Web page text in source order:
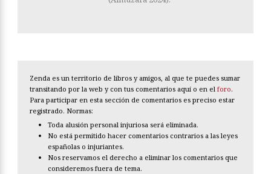
Zenda es un territorio de libros y amigos, al que te puedes sumar
transitando por la web y con tus comentarios aquí o en el foro.
Para participar en esta sección de comentarios es preciso estar
registrado. Normas:
Toda alusión personal injuriosa será eliminada.
No está permitido hacer comentarios contrarios a las leyes
españolas o injuriantes.
Nos reservamos el derecho a eliminar los comentarios que
consideremos fuera de tema.